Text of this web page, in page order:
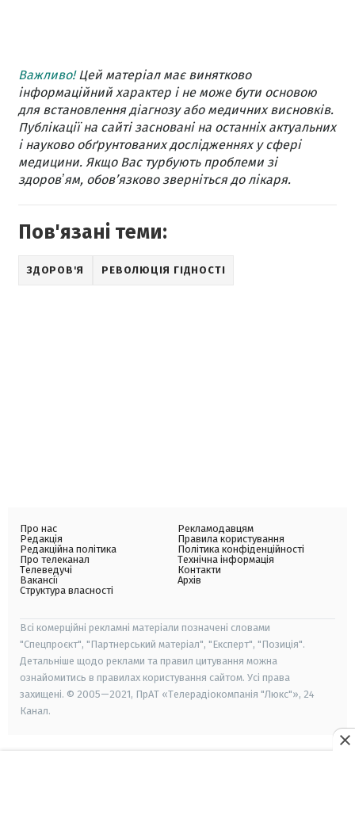
Важливо!Цей матеріал має винятково
інформаційний характер і не може бути основою
для встановлення діагнозу або медичних висновків.
Публікації на сайті засновані на останніх актуальних
і науково обґрунтованих дослідженнях у сфері
медицини. Якщо Вас турбують проблеми зі
здоровʼям, обов’язково зверніться до лікаря.
Пов'язані теми:
ЗДОРОВ'Я РЕВОЛЮЦІЯ ГІДНОСТІ
Про нас
Редакція
Редакційна політика
Про телеканал
Телеведучі
Вакансії
Структура власності
Рекламодавцям
Правила користування
Політика конфіденційності
Технічна інформація
Контакти
Архів
Всі комерційні рекламні матеріали позначені словами
"Спецпроєкт", "Партнерський матеріал", "Експерт", "Позиція".
Детальніше щодо реклами та правил цитування можна
ознайомитись в правилах користування сайтом. Усі права
захищені. © 2005—2021, ПрАТ «Телерадіокомпанія "Люкс"», 24
Канал.